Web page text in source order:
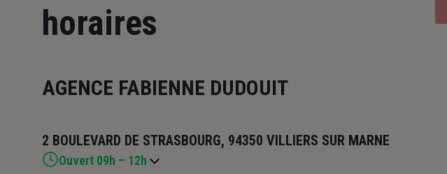
horaires
AGENCE FABIENNE DUDOUIT
2 BOULEVARD DE STRASBOURG, 94350 VILLIERS SUR MARNE
Ouvert 09h – 12h